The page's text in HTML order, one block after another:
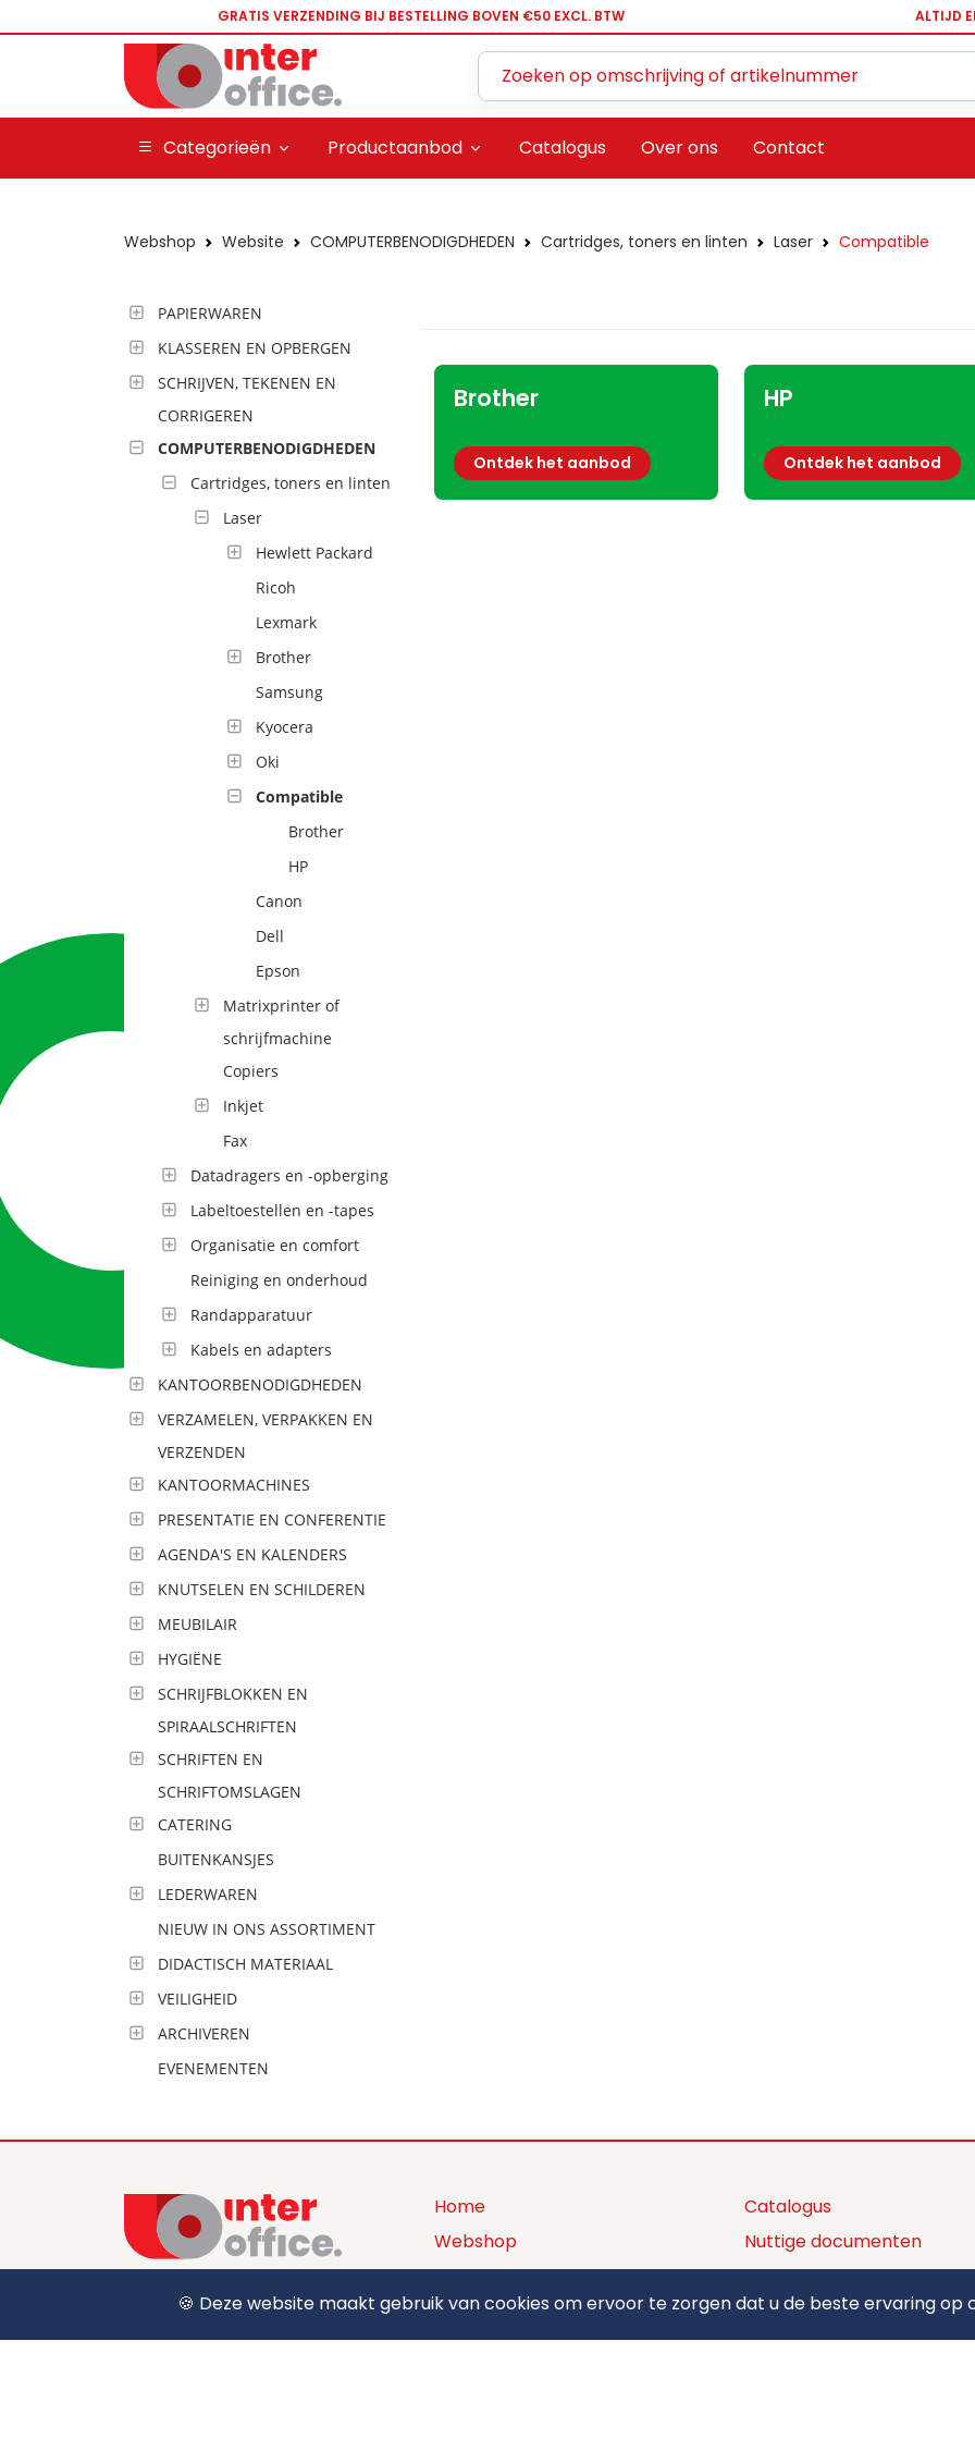
GRATIS VERZENDING BIJ BESTELLING BOVEN €50 EXCL. BTW ALTIJD
Categorieën Productaanbod Catalogus Over ons Contact
Webshop Website COMPUTERBENODIGDHEDEN Cartridges, toners en linten Laser Compatible
PAPIERWAREN
KLASSEREN EN OPBERGEN
SCHRIJVEN, TEKENEN EN
CORRIGEREN
COMPUTERBENODIGDHEDEN
Cartridges, toners en linten
Laser
Hewlett Packard
Ricoh
Lexmark
Brother
Samsung
Kyocera
Oki
Compatible
Brother
HP
Canon
Dell
Epson
Matrixprinter of
schrijfmachine
Copiers
Inkjet
Fax
Datadragers en -opberging
Labeltoestellen en -tapes
Organisatie en comfort
Reiniging en onderhoud
Randapparatuur
Kabels en adapters
KANTOORBENODIGDHEDEN
VERZAMELEN, VERPAKKEN EN
VERZENDEN
KANTOORMACHINES
PRESENTATIE EN CONFERENTIE
AGENDA'S EN KALENDERS
KNUTSELEN EN SCHILDEREN
MEUBILAIR
HYGIËNE
SCHRIJFBLOKKEN EN
SPIRAALSCHRIFTEN
SCHRIFTEN EN
SCHRIFTOMSLAGEN
CATERING
BUITENKANSJES
LEDERWAREN
NIEUW IN ONS ASSORTIMENT
DIDACTISCH MATERIAAL
VEILIGHEID
ARCHIVEREN
EVENEMENTEN
Brother
Ontdek het aanbod
HP
Ontdek het aanbod
+32 (0) 12 39 15 55
sales@interoffice.be
Home
Webshop
Productaanbod
Over ons
Contact
Catalogus
Nuttige documenten
Privacy policy
Algemene voorwaarden
🍪 Deze website maakt gebruik van cookies om ervoor te zorgen dat u de beste ervaring op